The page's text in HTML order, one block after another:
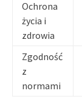
Ochrona
życia i
zdrowia
Zgodność
z
normami